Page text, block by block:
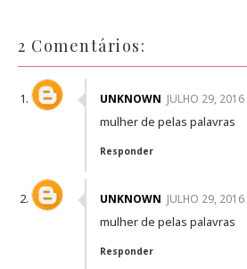
2 Comentários:
UNKNOWN JULHO 29, 2016
mulher de pelas palavras
Responder
UNKNOWN JULHO 29, 2016
mulher de pelas palavras
Responder